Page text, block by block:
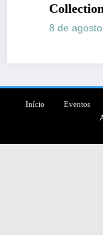
Collection
8 de agosto de
Início Eventos